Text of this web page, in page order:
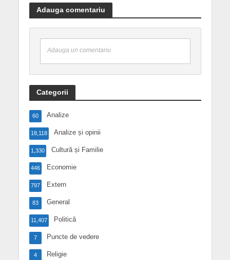
Adauga comentariu
Adauga un comentariu
Categorii
Analize
60
Analize și opinii
18,118
Cultură și Familie
1,330
Economie
446
Extern
797
General
83
Politică
11,407
Puncte de vedere
7
Religie
4